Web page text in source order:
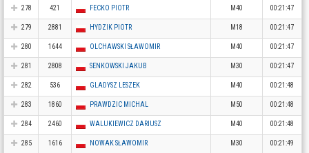
278 421 FECKO PIOTR M40 00:21:47
279 2881 HYDZIK PIOTR M18 00:21:47
280 1644 OLCHAWSKI SŁAWOMIR M40 00:21:47
281 2808 SENKOWSKI JAKUB M30 00:21:47
282 536 GLADYSZ LESZEK M40 00:21:48
283 1860 PRAWDZIC MICHAL M50 00:21:48
284 2460 WALUKIEWICZ DARIUSZ M40 00:21:48
285 1616 NOWAK SŁAWOMIR M30 00:21:49